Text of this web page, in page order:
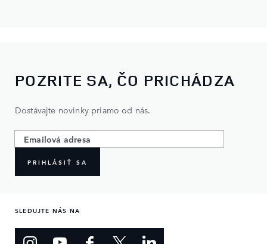
POZRITE SA, ČO PRICHÁDZA
Dostávajte novinky priamo od nás.
PRIHLÁSIŤ SA
SLEDUJTE NÁS NA